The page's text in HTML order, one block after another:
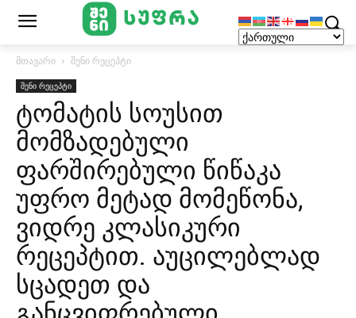
მთავარი შენი რეცეპტი
შენი რეცეპტი
ტომატის სოუსით
მომზადებული
ფარშირებული წიწაკა
უფრო მეტად მომეწონა,
ვიდრე კლასიკური
რეცეპტით. აუცილებლად
სცადეთ და